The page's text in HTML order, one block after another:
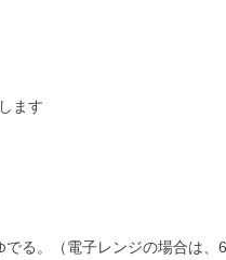
ます
る。（電子レンジの場合は